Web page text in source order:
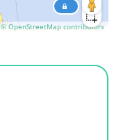
© OpenStreetMap contributors